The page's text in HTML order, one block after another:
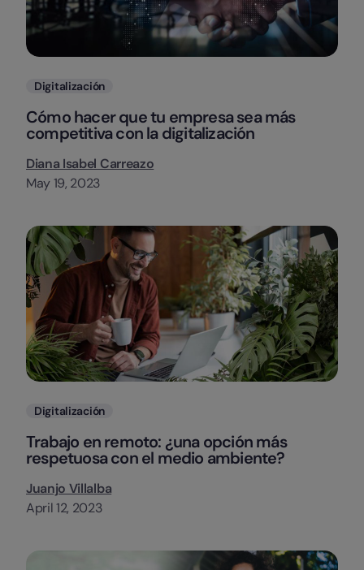
Categorias
Digitalización
Cómo hacer que tu empresa sea más
competitiva con la digitalización
Diana Isabel Carreazo
May 19, 2023
Categorias
Digitalización
Trabajo en remoto: ¿una opción más
respetuosa con el medio ambiente?
Juanjo Villalba
April 12, 2023